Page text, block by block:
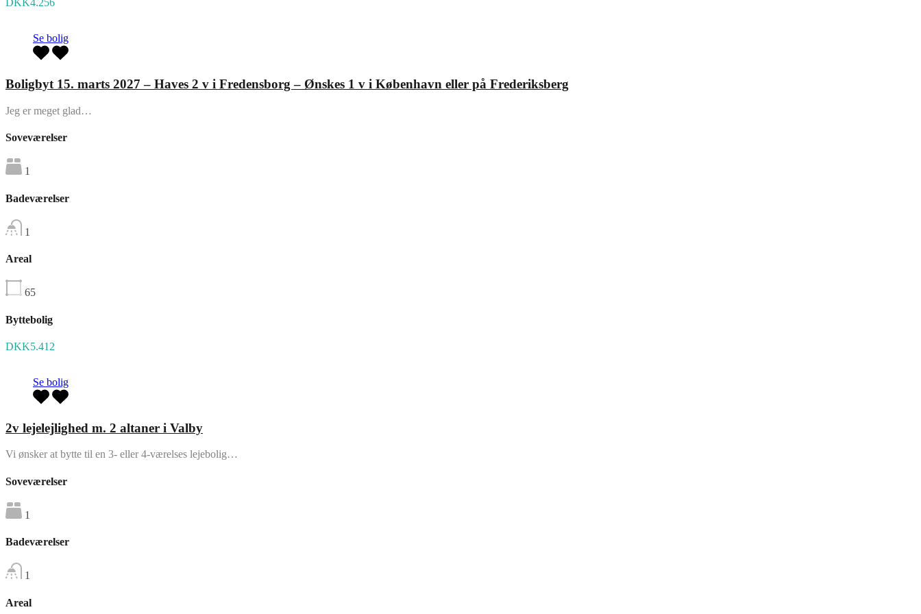
DKK4.256
Se bolig
Boligbyt 15. marts 2027 – Haves 2 v i Fredensborg – Ønskes 1 v i København eller på Frederiksberg
Jeg er meget glad…
Soveværelser
1
Badeværelser
1
Areal
65
Byttebolig
DKK5.412
Se bolig
2v lejelejlighed m. 2 altaner i Valby
Vi ønsker at bytte til en 3- eller 4-værelses lejebolig…
Soveværelser
1
Badeværelser
1
Areal